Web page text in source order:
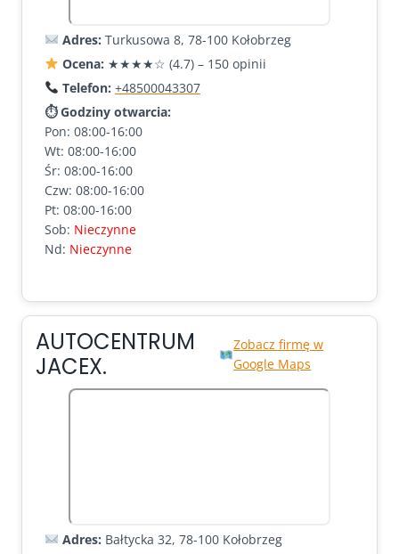
Adres: Turkusowa 8, 78-100 Kołobrzeg
Ocena: ★★★★☆ (4.7) – 150 opinii
Telefon: +48500043307
⏱ Godziny otwarcia:
Pon: 08:00-16:00
Wt: 08:00-16:00
Śr: 08:00-16:00
Czw: 08:00-16:00
Pt: 08:00-16:00
Sob: Nieczynne
Nd: Nieczynne
AUTOCENTRUM
JACEX.
Zobacz firmę w
Google Maps
Adres: Bałtycka 32, 78-100 Kołobrzeg